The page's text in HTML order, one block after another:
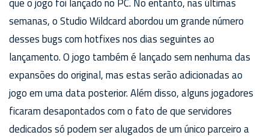
semanas, o Studio Wildcard abordou um grande número
desses bugs com hotfixes nos dias seguintes ao
lançamento. O jogo também é lançado sem nenhuma das
expansões do original, mas estas serão adicionadas ao
jogo em uma data posterior. Além disso, alguns jogadores
ficaram desapontados com o fato de que servidores
dedicados só podem ser alugados de um único parceiro a